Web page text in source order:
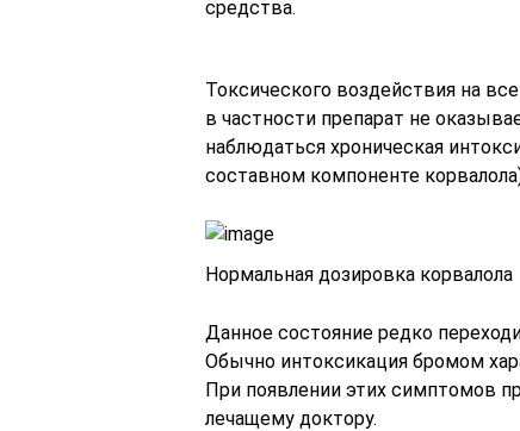
средства.
Токсического воздействия на
в частности препарат не
наблюдаться хроническая
составном компоненте
Нормальная дозировка корвалола
Данное состояние редко
Обычно интоксикация бромом
При появлении этих симптомов
лечащему доктору.